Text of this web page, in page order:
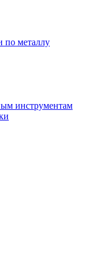
по металлу
инструментам